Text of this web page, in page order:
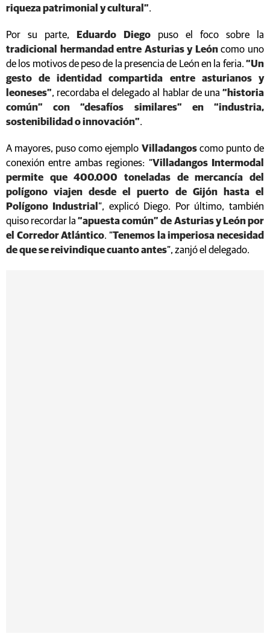
riqueza patrimonial y cultural”.
Por su parte, Eduardo Diegopuso el foco sobre la
tradicional hermandad entre Asturias y Leóncomo uno
de los motivos de peso de la presencia de León en la feria. “Un
gesto de identidad compartida entre asturianos y
leoneses”, recordaba el delegado al hablar de una “historia
común” con “desafíos similares” en “industria,
sostenibilidad o innovación”.
A mayores, puso como ejemplo Villadangoscomo punto de
conexión entre ambas regiones: “Villadangos Intermodal
permite que 400.000 toneladas de mercancía del
polígono viajen desde el puerto de Gijón hasta el
Polígono Industrial ”, explicó Diego. Por último, también
quiso recordar la“apuesta común” de Asturias y León por
el Corredor Atlántico. “Tenemos la imperiosa necesidad
de que se reivindique cuanto antes”, zanjó el delegado.